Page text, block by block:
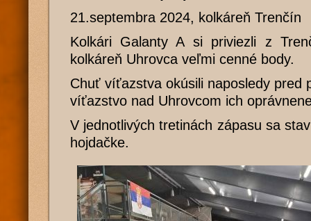
21.septembra 2024, kolkáreň Trenčín
Kolkári Galanty A si priviezli z
kolkáreň Uhrovca veľmi cenné body.
Chuť víťazstva okúsili naposledy pred
víťazstvo nad Uhrovcom ich
V jednotlivých tretinách zápasu sa
hojdačke.